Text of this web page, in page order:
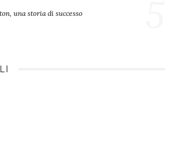
una storia di successo